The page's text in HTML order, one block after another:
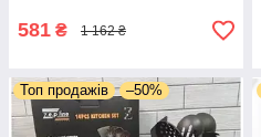
581 ₴ 1 162 ₴
Топ продажів –50%